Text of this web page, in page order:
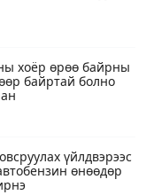
хоёр өрөө байрны
байртай болно
үйлдвэрээс
өнөөдөр